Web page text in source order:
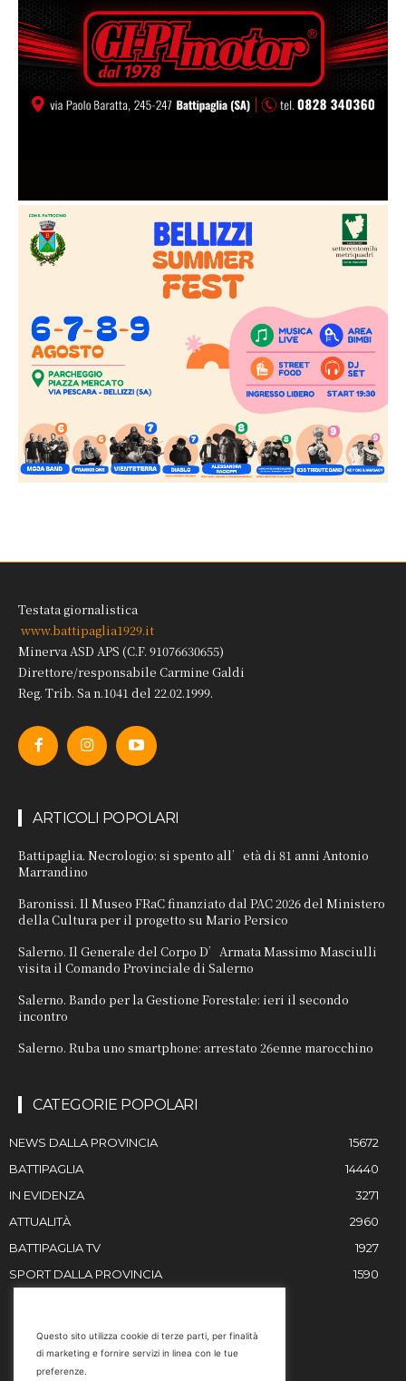
Testata giornalistica
www.battipaglia1929.it
Minerva ASD APS (C.F. 91076630655)
Direttore/responsabile Carmine Galdi
Reg. Trib. Sa n.1041 del 22.02.1999.
ARTICOLI POPOLARI
Battipaglia. Necrologio: si spento all’età di 81 anni Antonio
Marrandino
Baronissi. Il Museo FRaC finanziato dal PAC 2026 del Ministero
della Cultura per il progetto su Mario Persico
Salerno. Il Generale del Corpo D’Armata Massimo Masciulli
visita il Comando Provinciale di Salerno
Salerno. Bando per la Gestione Forestale: ieri il secondo
incontro
Salerno. Ruba uno smartphone: arrestato 26enne marocchino
CATEGORIE POPOLARI
NEWS DALLA PROVINCIA
15672
BATTIPAGLIA
14440
IN EVIDENZA
3271
ATTUALITÀ
2960
BATTIPAGLIA TV
1927
SPORT DALLA PROVINCIA
1590
Email
Questo sito utilizza cookie di terze parti, per finalità
di marketing e fornire servizi in linea con le tue
preferenze.